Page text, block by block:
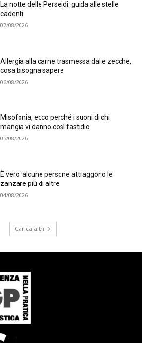
La notte delle Perseidi: guida alle stelle
cadenti
07/08/2026
Allergia alla carne trasmessa dalle zecche,
cosa bisogna sapere
06/08/2026
Misofonia, ecco perché i suoni di chi
mangia vi danno così fastidio
05/08/2026
È vero: alcune persone attraggono le
zanzare più di altre
04/08/2026
Carica altri